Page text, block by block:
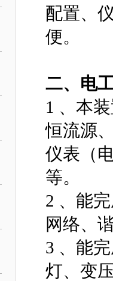
配置、
便。
二、 电
1 、本
恒流源
仪表（
等。
2 、能
网络、
3 、能
灯、变